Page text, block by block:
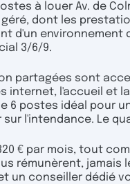
à louer Av. de
dont les
d'un
3/6/9.
partagées sont
internet, l'accueil et
6 postes idéal pour
l'intendance. Le
€ par mois, tout
rémunèrent,
un conseiller dédié